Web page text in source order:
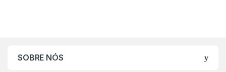
SOBRE NÓS